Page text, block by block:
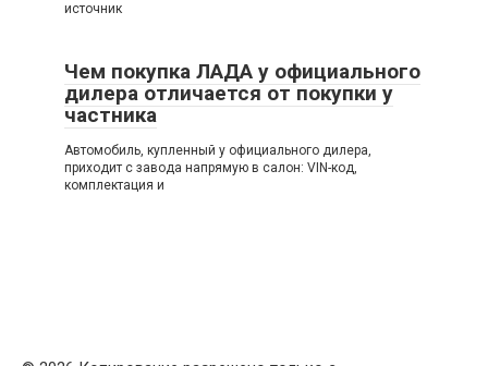
источник
Чем покупка ЛАДА у официального
дилера отличается от покупки у
частника
Автомобиль, купленный у официального дилера,
приходит с завода напрямую в салон: VIN-код,
комплектация и